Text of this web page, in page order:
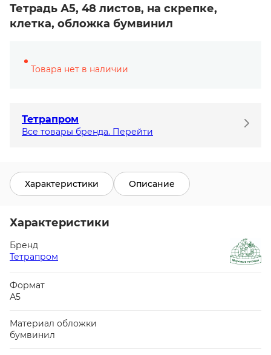
Тетрадь А5, 48 листов, на скрепке,
клетка, обложка бумвинил
Товара нет в наличии
Тетрапром
Все товары бренда. Перейти
Характеристики Описание
Характеристики
Бренд
Тетрапром
Формат
А5
Материал обложки
бумвинил